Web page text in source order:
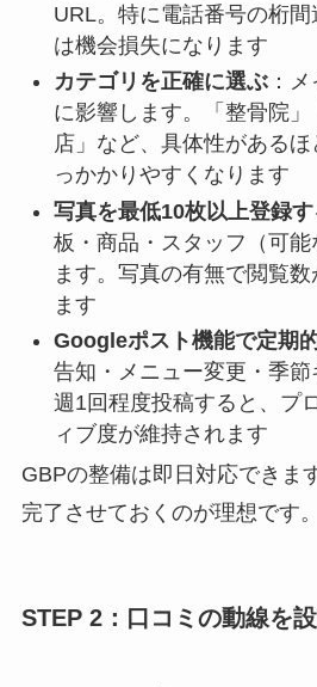
URL。特に電話番号の桁
は機会損失になります
カテゴリを正確に選ぶ：メ
に影響します。「整骨院
店」など、具体性があるほ
っかかりやすくなります
写真を最低10枚以上登録す
板・商品・スタッフ（可
ます。写真の有無で閲覧
ます
Googleポスト機能で定期
告知・メニュー変更・季
週1回程度投稿すると、プ
ィブ度が維持されます
GBPの整備は即日対応できま
完了させておくのが理想です。
STEP 2：口コミの動線を